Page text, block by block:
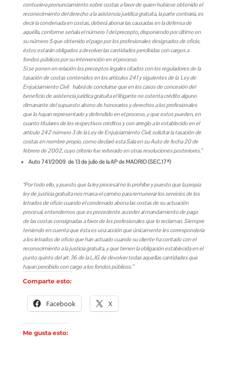
contuviera pronunciamiento sobre costas a favor de quien hubiese obtenido el
reconocimiento del derecho a la asistencia jurídica gratuita, la parte contraria, es
decir la condenada en costas, deberá abonar las causadas en la defensa de
aquélla, conforme señala el número 1 del precepto, disponiendo por último en
su número 5 que obtenido el pago por los profesionales designados de oficio,
éstos estarán obligados a devolver las cantidades percibidas con cargos a
fondos públicos por su intervención en el proceso.
Si se ponen en relación los preceptos legales citados con los reguladores de la
tasación de costas contenidos en los artículos 241 y siguientes de la Ley de
Enjuiciamiento Civil habrá de concluirse que en los casos de concesión del
beneficio de asistencia jurídica gratuita el litigante no ostenta crédito alguno
dimanante del supuesto abono de honorarios y derechos a los profesionales
que lo hayan representado y defendido en el proceso, y que estos pueden, en
cuanto titulares de los respectivos créditos y con arreglo a lo establecido en el
artículo 242 número 3 de la Ley de Enjuiciamiento Civil, solicitar la tasación de
costas en nombre propio, como declaró esta Sala en su Auto de fecha 20 de
febrero de 2002, cuyo criterio fue reiterado en otras resoluciones posteriores.”
Auto 741/2009 de 13 de julio de la AP de MADRID (SEC.17ª)
“Por todo ello, y puesto que la ley procesal no lo prohíbe y puesto que la propia
ley de justicia gratuita nos marca el camino para remunerar los servicios de los
letrados de oficio cuando el condenado abona las costas de su actuación
procesal, entendemos que es procedente acceder al mandamiento de pago
de las costas consignadas a favor de los profesionales que lo reclaman. Siempre
teniendo en cuenta que ésta es una acción que únicamente les correspondería
a los letrados de oficio que han actuado cuando su cliente ha contado con el
reconocimiento a la justicia gratuita, y que tienen la obligación establecida en el
punto quinto del art. 36 de la LJG de devolver todas aquellas cantidades que
hayan percibido con cargo a los fondos públicos.”
Comparte esto:
Facebook X
Me gusta esto: